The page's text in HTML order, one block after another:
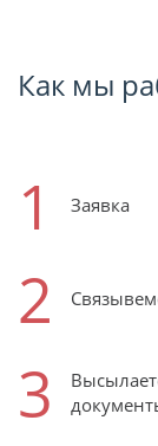
Как мы
1 Заявка
2
3